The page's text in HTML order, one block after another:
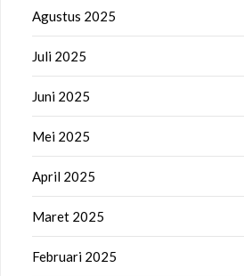
Agustus 2025
Juli 2025
Juni 2025
Mei 2025
April 2025
Maret 2025
Februari 2025